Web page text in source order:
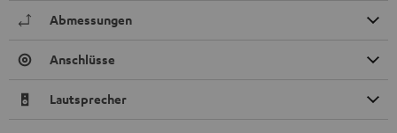
Abmessungen
Anschlüsse
Lautsprecher